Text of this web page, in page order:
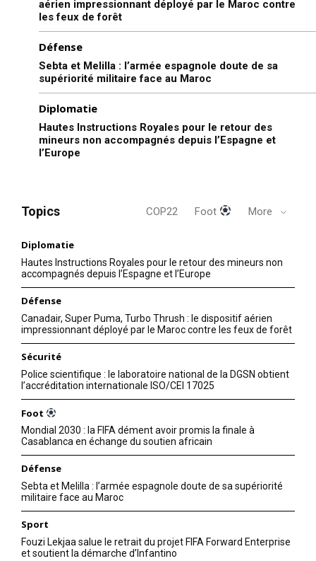
aérien impressionnant déployé par le Maroc contre
les feux de forêt
Défense
Sebta et Melilla : l’armée espagnole doute de sa
supériorité militaire face au Maroc
Diplomatie
Hautes Instructions Royales pour le retour des
mineurs non accompagnés depuis l’Espagne et
l’Europe
Topics COP22 Foot More
Diplomatie
Hautes Instructions Royales pour le retour des mineurs non
accompagnés depuis l’Espagne et l’Europe
Défense
Canadair, Super Puma, Turbo Thrush : le dispositif aérien
impressionnant déployé par le Maroc contre les feux de forêt
Sécurité
Police scientifique : le laboratoire national de la DGSN obtient
l’accréditation internationale ISO/CEI 17025
Foot
Mondial 2030 : la FIFA dément avoir promis la finale à
Casablanca en échange du soutien africain
Défense
Sebta et Melilla : l’armée espagnole doute de sa supériorité
militaire face au Maroc
Sport
Fouzi Lekjaa salue le retrait du projet FIFA Forward Enterprise
et soutient la démarche d’Infantino